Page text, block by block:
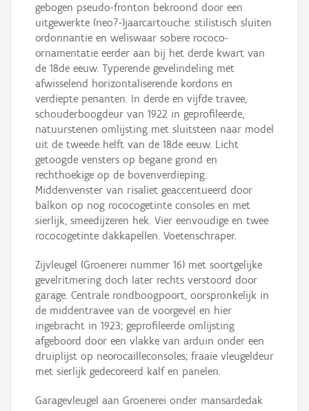
gebogen pseudo-fronton bekroond door een
uitgewerkte (neo?-)jaarcartouche: stilistisch sluiten
ordonnantie en weliswaar sobere rococo-
ornamentatie eerder aan bij het derde kwart van
de 18de eeuw. Typerende gevelindeling met
afwisselend horizontaliserende kordons en
verdiepte penanten. In derde en vijfde travee,
schouderboogdeur van 1922 in geprofileerde,
natuurstenen omlijsting met sluitsteen naar model
uit de tweede helft van de 18de eeuw. Licht
getoogde vensters op begane grond en
rechthoekige op de bovenverdieping.
Middenvenster van risaliet geaccentueerd door
balkon op nog rococogetinte consoles en met
sierlijk, smeedijzeren hek. Vier eenvoudige en twee
rococogetinte dakkapellen. Voetenschraper.
Zijvleugel (Groenerei nummer 16) met soortgelijke
gevelritmering doch later rechts verstoord door
garage. Centrale rondboogpoort, oorspronkelijk in
de middentravee van de voorgevel en hier
ingebracht in 1923; geprofileerde omlijsting
afgeboord door een vlakke van arduin onder een
druiplijst op neorocailleconsoles; fraaie vleugeldeur
met sierlijk gedecoreerd kalf en panelen.
Garagevleugel aan Groenerei onder mansardedak